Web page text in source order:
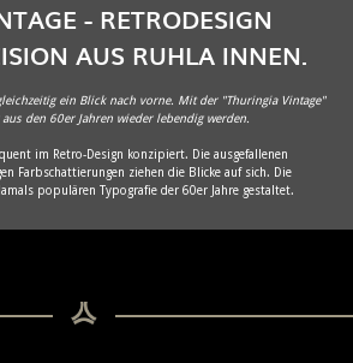
- RETRODESIGN
AUS RUHLA INNEN.
ein Blick nach vorne. Mit der "Thuringia Vintage"
den 60er Jahren wieder lebendig werden.
im Retro-Design konzipiert. Die ausgefallenen
Farbschattierungen ziehen die Blicke auf sich. Die
populären Typografie der 60er Jahre gestaltet.